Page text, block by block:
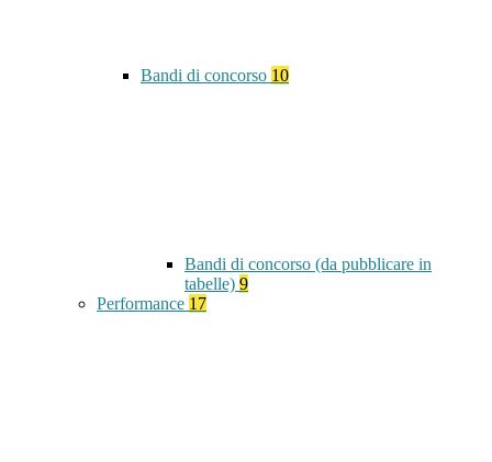
Bandi di concorso 10
Bandi di concorso (da pubblicare in
tabelle) 9
Performance 17